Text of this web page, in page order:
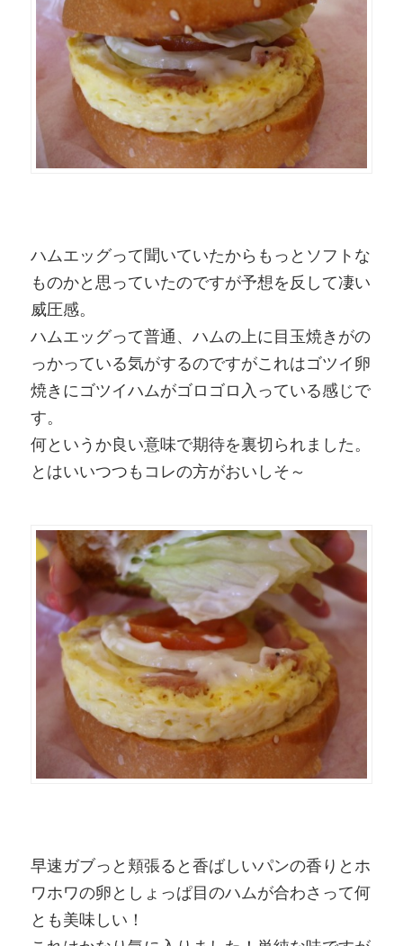
ハムエッグって聞いていたからもっとソフトな
ものかと思っていたのですが予想を反して凄い
威圧感。
ハムエッグって普通、ハムの上に目玉焼きがの
っかっている気がするのですがこれはゴツイ卵
焼きにゴツイハムがゴロゴロ入っている感じで
す。
何というか良い意味で期待を裏切られました。
とはいいつつもコレの方がおいしそ～
早速ガブっと頬張ると香ばしいパンの香りとホ
ワホワの卵としょっぱ目のハムが合わさって何
とも美味しい！